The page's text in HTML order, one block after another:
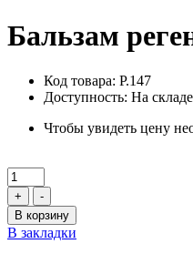
Бальзам
Код товара: P.147
Доступность: На складе
Чтобы увидеть цену
+
-
В корзину
В закладки